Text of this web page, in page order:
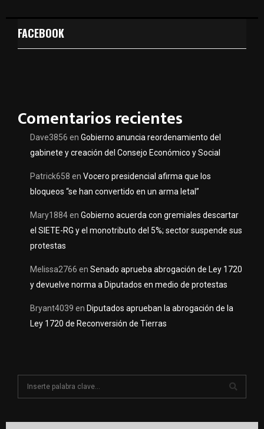
FACEBOOK
Comentarios recientes
Dave3856 en Gobierno anuncia reordenamiento del
gabinete y creación del Consejo Económico y Social
Patrick658 en Vocero presidencial afirma que los
bloqueos “se han convertido en un arma letal”
Mary1884en Gobierno acuerda con gremiales descartar
el SIETE-RG y el monotributo del 5%; sector suspende sus
protestas
Melissa2766 en Senado aprueba abrogación de Ley 1720
y devuelve norma a Diputados en medio de protestas
Bryant4039 en Diputados aprueban la abrogación de la
Ley 1720 de Reconversión de Tierras